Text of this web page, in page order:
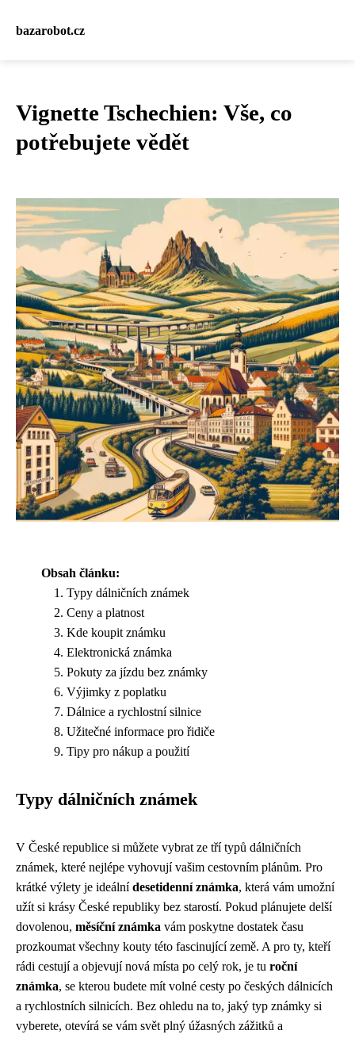
bazarobot.cz
Vignette Tschechien: Vše, co
potřebujete vědět
Obsah článku:
Typy dálničních známek
Ceny a platnost
Kde koupit známku
Elektronická známka
Pokuty za jízdu bez známky
Výjimky z poplatku
Dálnice a rychlostní silnice
Užitečné informace pro řidiče
Tipy pro nákup a použití
Typy dálničních známek
V České republice si můžete vybrat ze tří typů dálničních
známek, které nejlépe vyhovují vašim cestovním plánům. Pro
krátké výlety je ideálnídesetidenní známka, která vám umožní
užít si krásy České republiky bez starostí. Pokud plánujete delší
dovolenou, měsíční známka vám poskytne dostatek času
prozkoumat všechny kouty této fascinující země. A pro ty, kteří
rádi cestují a objevují nová místa po celý rok, je tu roční
známka, se kterou budete mít volné cesty po českých dálnicích
a rychlostních silnicích. Bez ohledu na to, jaký typ známky si
vyberete, otevírá se vám svět plný úžasných zážitků a